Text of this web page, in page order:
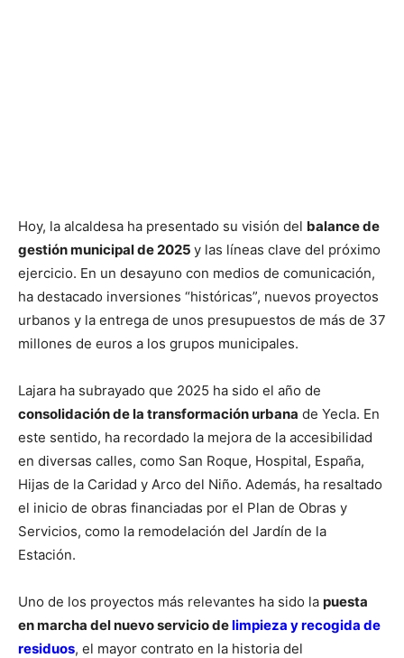
Hoy, la alcaldesa ha presentado su visión del balance de
gestión municipal de 2025 y las líneas clave del próximo
ejercicio. En un desayuno con medios de comunicación,
ha destacado inversiones “históricas”, nuevos proyectos
urbanos y la entrega de unos presupuestos de más de 37
millones de euros a los grupos municipales.
Lajara ha subrayado que 2025 ha sido el año de
consolidación de la transformación urbana de Yecla. En
este sentido, ha recordado la mejora de la accesibilidad
en diversas calles, como San Roque, Hospital, España,
Hijas de la Caridad y Arco del Niño. Además, ha resaltado
el inicio de obras financiadas por el Plan de Obras y
Servicios, como la remodelación del Jardín de la
Estación.
Uno de los proyectos más relevantes ha sido la puesta
en marcha del nuevo servicio delimpieza y recogida de
residuos, el mayor contrato en la historia del